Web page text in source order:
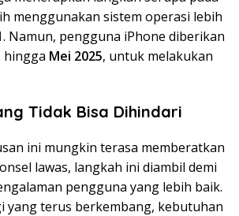
menggunakan sistem operasi lebih
. Namun, pengguna iPhone diberikan
hingga Mei 2025, untuk melakukan
Tidak Bisa Dihindari
ini mungkin terasa memberatkan
lawas, langkah ini diambil demi
pengguna yang lebih baik.
yang terus berkembang, kebutuhan